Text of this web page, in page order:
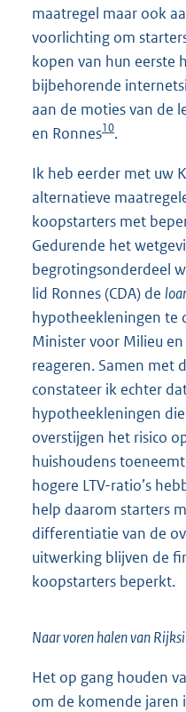
maatregel maar ook
voorlichting om
kopen van hun eerste
bijbehorende
aan de moties van de
en Ronnes10.
Ik heb eerder met uw
alternatieve
koopstarters met
Gedurende het
begrotingsonderdeel
lid Ronnes (CDA) de
hypotheekleningen te
Minister voor Milieu
reageren. Samen met
constateer ik echter
hypotheekleningen
overstijgen het risico
huishoudens
hogere LTV-ratio’s
help daarom starters
differentiatie van de
uitwerking blijven de
koopstarters beperkt.
Naar voren halen van
Het op gang houden
om de komende jaren